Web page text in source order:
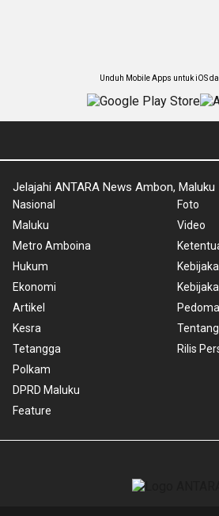
Unduh Mobile Apps untuk iOS
Jelajahi ANTARA News Ambon, Maluku
Nasional
Maluku
Metro Amboina
Hukum
Ekonomi
Artikel
Kesra
Tetangga
Polkam
DPRD Maluku
Feature
Foto
Video
Rilis